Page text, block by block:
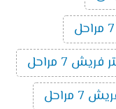
فريش 7 مراحل
مراحل